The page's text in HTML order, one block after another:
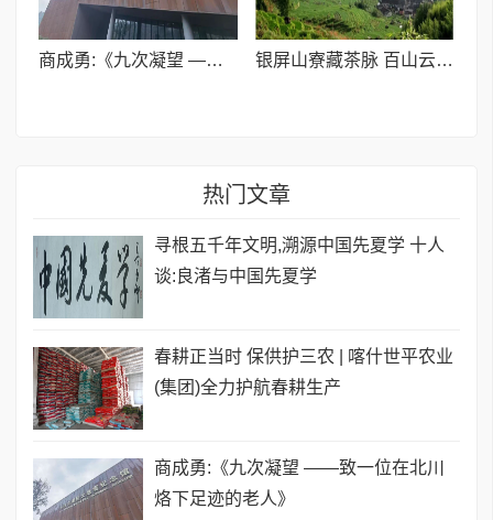
商成勇:《九次凝望 ——致一位在北川烙下足迹的老人》 银屏山寮藏茶脉 百山云根润千年——吴懋修与举水荒野茶的文化根基
热门文章
寻根五千年文明,溯源中国先夏学 十人
谈:良渚与中国先夏学
春耕正当时 保供护三农 | 喀什世平农业
(集团)全力护航春耕生产
商成勇:《九次凝望 ——致一位在北川
烙下足迹的老人》